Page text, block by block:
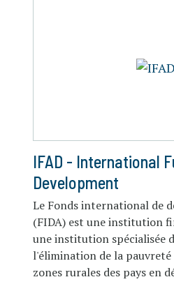
IFAD - International
Development
Le Fonds international de
(FIDA) est une institution
une institution spécialisée
l'élimination de la pauvreté
zones rurales des pays en